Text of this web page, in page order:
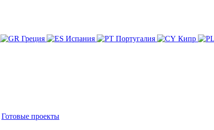
Греция Испания Португалия Кипр
Готовые проекты